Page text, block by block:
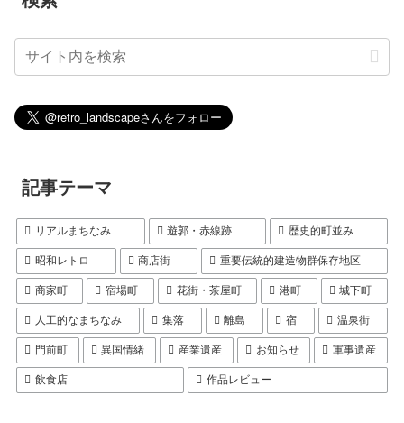
記事テーマ
リアルまちなみ 遊郭・赤線跡 歴史的町並み
昭和レトロ 商店街 重要伝統的建造物群保存地区
商家町 宿場町 花街・茶屋町 港町 城下町
人工的なまちなみ 集落 離島 宿 温泉街
門前町 異国情緒 産業遺産 お知らせ 軍事遺産
飲食店 作品レビュー